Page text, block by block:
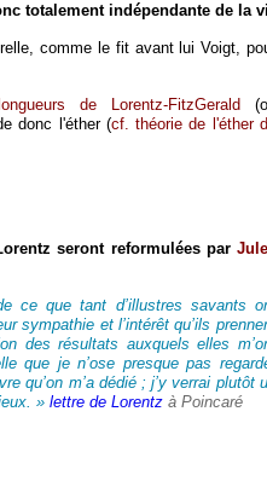
totalement indépendante de la
comme le fit avant lui Voigt,
de Lorentz-FitzGerald
donc l'éther (cf. théorie de l'éther
seront reformulées par
ce que tant d’illustres savants
sympathie et l’intérêt qu’ils
des résultats auxquels elles
que je n’ose presque pas
qu’on m’a dédié ; j’y verrai plutôt
» lettre de Lorentzà Poincaré